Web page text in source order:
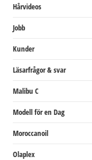
Hårvideos
Jobb
Kunder
Läsarfrågor & svar
Malibu C
Modell för en Dag
Moroccanoil
Olaplex